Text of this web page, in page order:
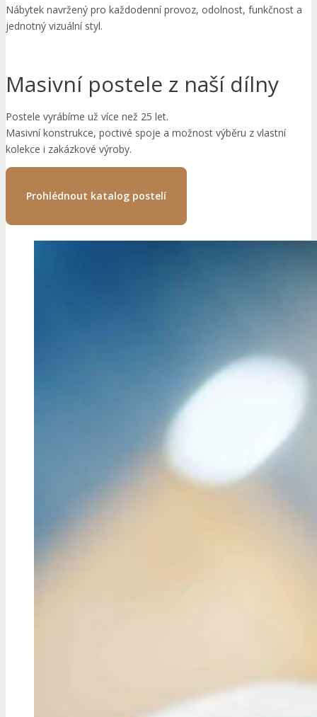
Nábytek navržený pro každodenní provoz, odolnost, funkčnost a
jednotný vizuální styl.
Masivní postele z naší dílny
Postele vyrábíme už více než 25 let.
Masivní konstrukce, poctivé spoje a možnost výběru z vlastní
kolekce i zakázkové výroby.
Prohlédnout katalog postelí